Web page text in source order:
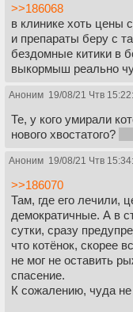
>>186068
в клинике хоть цены
и препараты беру с
бездомные китики в
выкормыш реально
Аноним 19/08/21 Чтв
Те, у кого умирали
нового хвостатого?
Аноним 19/08/21 Чтв
>>186070
Там, где его лечили,
демократичные. А в
сутки, сразу
что котёнок, скорее
не мог не оставить
спасение.
К сожалению, чуда